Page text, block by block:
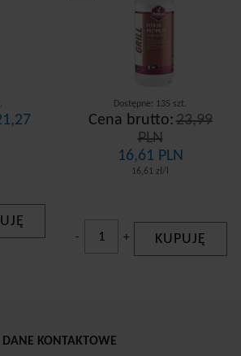
Dostępne: 135 szt.
Cena brutto: 23,99
PLN
16,61 PLN
16,61 zł/l
- + KUPUJĘ
DANE KONTAKTOWE